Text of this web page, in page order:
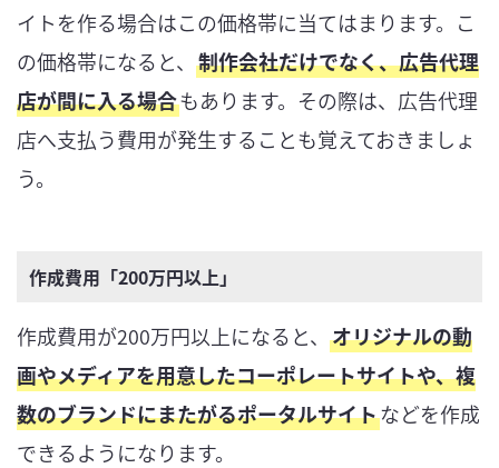
イトを作る場合はこの価格帯に当てはまります。こ
の価格帯になると、 制作会社だけでなく、広告代理
店が間に入る場合もあります。その際は、広告代理
店へ支払う費用が発生することも覚えておきましょ
う。
作成費用「200万円以上」
作成費用が200万円以上になると、 オリジナルの動
画やメディアを用意したコーポレートサイトや、複
数のブランドにまたがるポータルサイトなどを作成
できるようになります。